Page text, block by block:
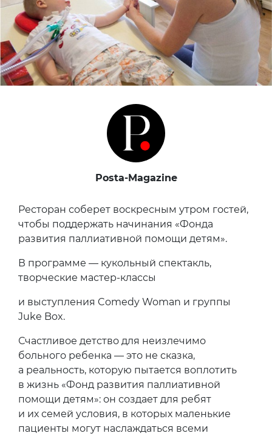
Posta-Magazine
Ресторан соберет воскресным утром гостей,
чтобы поддержать начинания «Фонда
развития паллиативной помощи детям».
В программе — кукольный спектакль,
творческие мастер-классы
и выступления Comedy Woman и группы
Juke Box.
Счастливое детство для неизлечимо
больного ребенка — это не сказка,
а реальность, которую пытается воплотить
в жизнь «Фонд развития паллиативной
помощи детям»: он создает для ребят
и их семей условия, в которых маленькие
пациенты могут наслаждаться всеми